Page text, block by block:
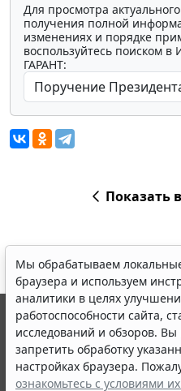
Для просмотра
получения полной
изменениях и порядке
воспользуйтесь поиском
ГАРАНТ:
Показать
Мы обрабатываем
браузера и используем
аналитики в целях
работоспособности сайта,
исследований и обзоров.
запретить обработку
настройках браузера.
ознакомьтесь с условиями
© ООО "НПП "ГАРАНТ-
выпускается с 1990 года.
являются участниками
информации ГАРАНТ.